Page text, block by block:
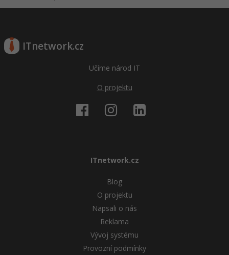
ITnetwork.cz
Učíme národ IT
O projektu
ITnetwork.cz
Blog
O projektu
Napsali o nás
Reklama
Vývoj systému
Provozní podmínky